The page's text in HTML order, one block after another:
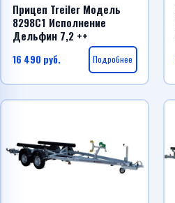
Прицеп Treiler Модель
8298С1 Исполнение
Дельфин 7,2 ++
16 490 руб. Подробнее